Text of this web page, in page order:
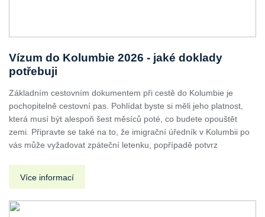
Vízum do Kolumbie 2026 - jaké doklady
potřebuji
Základním cestovním dokumentem při cestě do Kolumbie je
pochopitelně cestovní pas. Pohlídat byste si měli jeho platnost,
která musí být alespoň šest měsíců poté, co budete opouštět
zemi. Připravte se také na to, že imigrační úředník v Kolumbii po
vás může vyžadovat zpáteční letenku, popřípadě potvrz
Více informací